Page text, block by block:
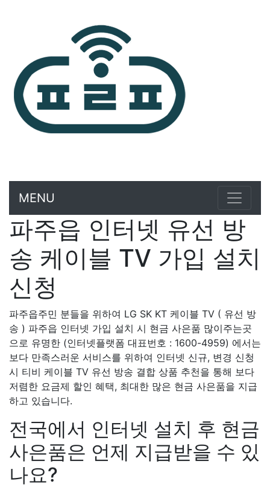
MENU
파주읍 인터넷 유선 방
송 케이블 TV 가입 설치
신청
파주읍주민 분들을 위하여 LG SK KT 케이블 TV ( 유선 방
송 ) 파주읍 인터넷 가입 설치 시 현금 사은품 많이주는곳
으로 유명한 (인터넷플랫폼 대표번호 : 1600-4959) 에서는
보다 만족스러운 서비스를 위하여 인터넷 신규, 변경 신청
시 티비 케이블 TV 유선 방송 결합 상품 추천을 통해 보다
저렴한 요금제 할인 혜택, 최대한 많은 현금 사은품을 지급
하고 있습니다.
전국에서 인터넷 설치 후 현금
사은품은 언제 지급받을 수 있
나요?